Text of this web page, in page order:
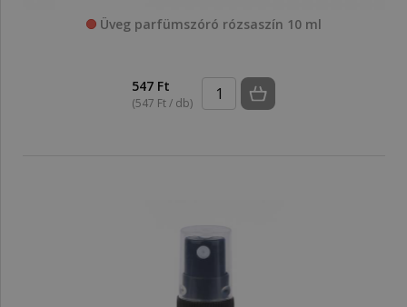
Üveg parfümszóró rózsaszín 10 ml
547 Ft
(547 Ft / db)